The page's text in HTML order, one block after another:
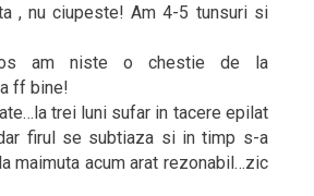
, nu ciupeste! Am 4-5 tunsuri si
am niste o chestie de la
ff bine!
trei luni sufar in tacere epilat
firul se subtiaza si in timp s-a
maimuta acum arat rezonabil…zic